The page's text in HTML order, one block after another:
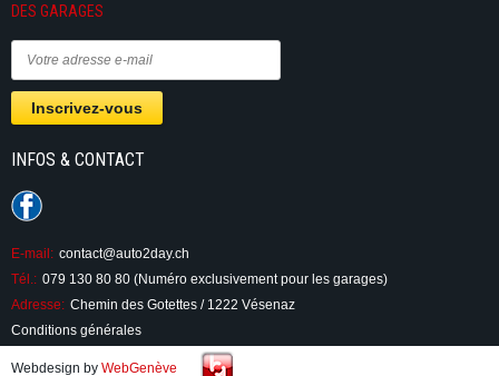
DES GARAGES
INFOS & CONTACT
E-mail: contact@auto2day.ch
Tél.: 079 130 80 80 (Numéro exclusivement pour les garages)
Adresse: Chemin des Gotettes / 1222 Vésenaz
Conditions générales
Webdesign by WebGenève